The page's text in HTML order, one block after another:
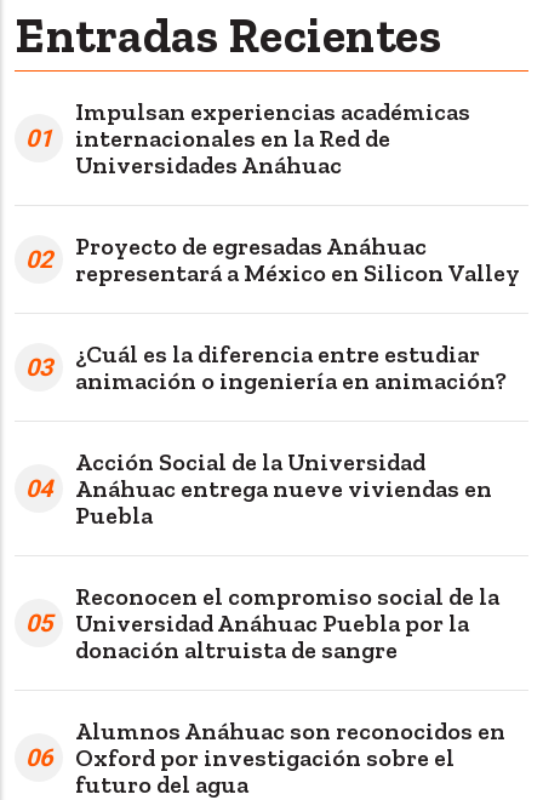
Entradas Recientes
01
Impulsan experiencias académicas
internacionales en la Red de
Universidades Anáhuac
02
Proyecto de egresadas Anáhuac
representará a México en Silicon Valley
03
¿Cuál es la diferencia entre estudiar
animación o ingeniería en animación?
04
Acción Social de la Universidad
Anáhuac entrega nueve viviendas en
Puebla
05
Reconocen el compromiso social de la
Universidad Anáhuac Puebla por la
donación altruista de sangre
06
Alumnos Anáhuac son reconocidos en
Oxford por investigación sobre el
futuro del agua